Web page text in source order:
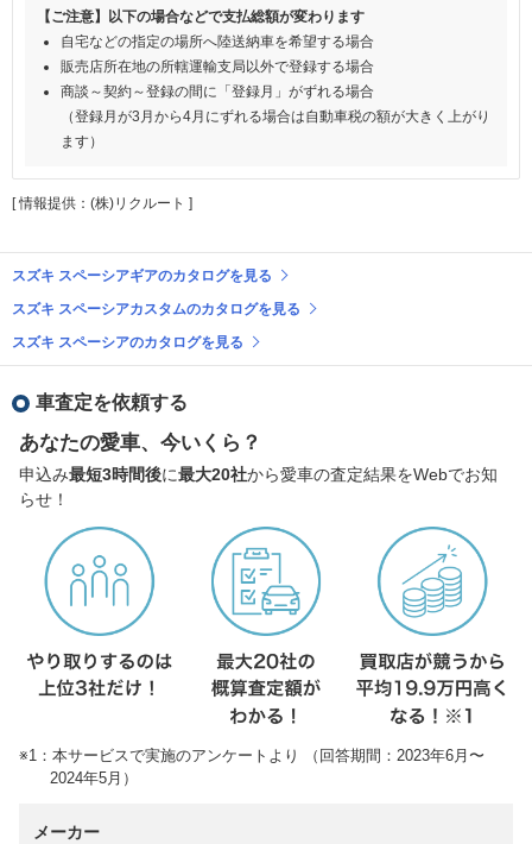
【ご注意】以下の場合などで支払総額が変わります
自宅などの指定の場所へ陸送納車を希望する場合
販売店所在地の所轄運輸支局以外で登録する場合
商談～契約～登録の間に「登録月」がずれる場合
（登録月が3月から4月にずれる場合は自動車税の額が大きく上がり
ます）
[ 情報提供：(株)リクルート ]
スズキ スペーシアギアのカタログを見る
スズキ スペーシアカスタムのカタログを見る
スズキ スペーシアのカタログを見る
車査定を依頼する
あなたの愛車、今いくら？
申込み最短3時間後に最大20社から愛車の査定結果をWebでお知
らせ！
※1：本サービスで実施のアンケートより （回答期間：2023年6月〜
2024年5月）
メーカー